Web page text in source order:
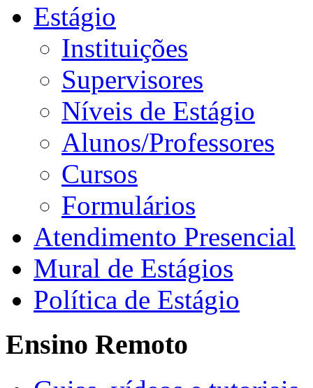
Estágio
Instituições
Supervisores
Níveis de Estágio
Alunos/Professores
Cursos
Formulários
Atendimento Presencial
Mural de Estágios
Política de Estágio
Ensino Remoto